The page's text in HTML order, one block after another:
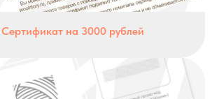
на 3000 рублей